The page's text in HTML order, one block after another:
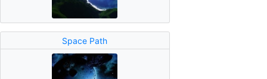
Space Path